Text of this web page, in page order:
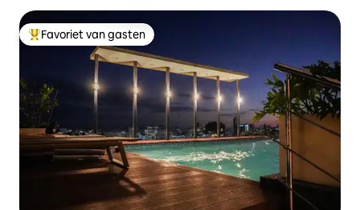
Topfavoriet van gasten
Favoriet van gasten